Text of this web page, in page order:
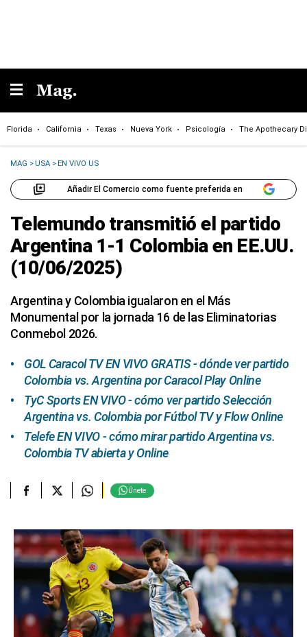
Florida California Texas Nueva York Psicología The Apothecary
MAG >USA >EN VIVO US
Añadir El Comercio como fuente preferida en
Telemundo transmitió el partido
Argentina 1-1 Colombia en EE.UU.
(10/06/2025)
Argentina y Colombia igualaron en el Más
Monumental por la jornada 16 de las Eliminatorias
Conmebol 2026.
GOL Caracol TV EN VIVO GRATIS - dónde ver partido
Colombia vs. Argentina por Caracol Play Online
TyC Sports EN VIVO - cómo ver partido Selección
Argentina vs. Colombia por Fútbol TV y Flow Online
Telefe EN VIVO - cómo mirar partido Argentina vs.
Colombia TV abierta y Online
Únete